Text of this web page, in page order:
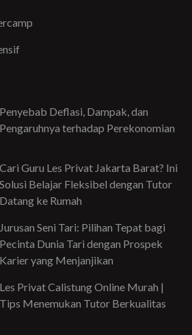
Penyebab Deflasi, Dampak, dan
Pengaruhnya terhadap Perekonomian
Cari Guru Les Privat Jakarta Barat? Ini
Solusi Belajar Fleksibel dengan Tutor
Datang ke Rumah
Jurusan Seni Tari: Pilihan Tepat bagi
Pecinta Dunia Tari dengan Prospek
Karier yang Menjanjikan
Les Privat Calistung Online Murah |
Tips Menemukan Tutor Berkualitas